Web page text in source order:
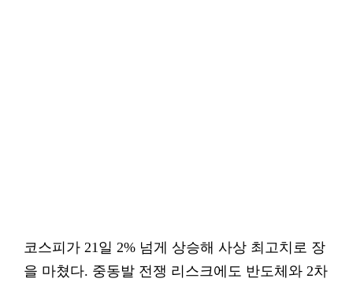
코스피가 21일 2% 넘게 상승해 사상 최고치로 장
을 마쳤다. 중동발 전쟁 리스크에도 반도체와 2차